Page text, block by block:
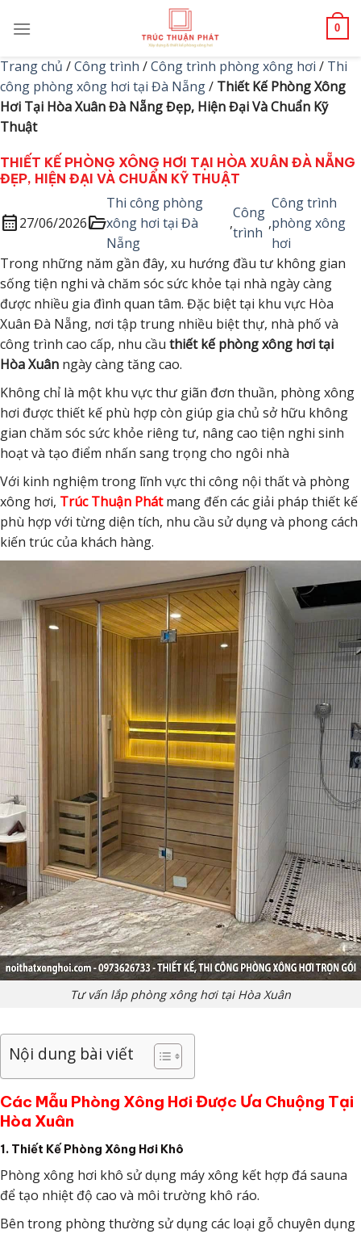
0
Trang chủ /Công trình /Công trình phòng xông hơi / Thi
công phòng xông hơi tại Đà Nẵng/ Thiết Kế Phòng Xông
Hơi Tại Hòa Xuân Đà Nẵng Đẹp, Hiện Đại Và Chuẩn Kỹ
Thuật
THIẾT KẾ PHÒNG XÔNG HƠI TẠI HÒA XUÂN ĐÀ NẴNG
ĐẸP, HIỆN ĐẠI VÀ CHUẨN KỸ THUẬT
calendar_month27/06/2026folder_open
Thi công phòng
xông hơi tại Đà
Nẵng
,
Công
trình
,
Công trình
phòng xông
hơi
Trong những năm gần đây, xu hướng đầu tư không gian
sống tiện nghi và chăm sóc sức khỏe tại nhà ngày càng
được nhiều gia đình quan tâm. Đặc biệt tại khu vực Hòa
Xuân Đà Nẵng, nơi tập trung nhiều biệt thự, nhà phố và
công trình cao cấp, nhu cầu thiết kế phòng xông hơi tại
Hòa Xuân ngày càng tăng cao.
Không chỉ là một khu vực thư giãn đơn thuần, phòng xông
hơi được thiết kế phù hợp còn giúp gia chủ sở hữu không
gian chăm sóc sức khỏe riêng tư, nâng cao tiện nghi sinh
hoạt và tạo điểm nhấn sang trọng cho ngôi nhà
Với kinh nghiệm trong lĩnh vực thi công nội thất và phòng
xông hơi, Trúc Thuận Phát mang đến các giải pháp thiết kế
phù hợp với từng diện tích, nhu cầu sử dụng và phong cách
kiến trúc của khách hàng.
Tư vấn lắp phòng xông hơi tại Hòa Xuân
Nội dung bài viết
Các Mẫu Phòng Xông Hơi Được Ưa Chuộng Tại
Hòa Xuân
1. Thiết Kế Phòng Xông Hơi Khô
Phòng xông hơi khô sử dụng máy xông kết hợp đá sauna
để tạo nhiệt độ cao và môi trường khô ráo.
Bên trong phòng thường sử dụng các loại gỗ chuyên dụng